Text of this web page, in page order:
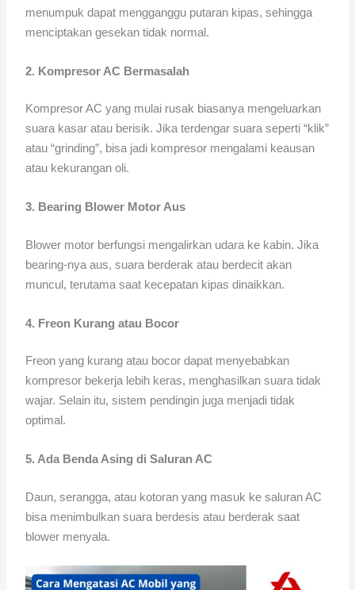
menumpuk dapat mengganggu putaran kipas, sehingga
menciptakan gesekan tidak normal.
2. Kompresor AC Bermasalah
Kompresor AC yang mulai rusak biasanya mengeluarkan
suara kasar atau berisik. Jika terdengar suara seperti “klik”
atau “grinding”, bisa jadi kompresor mengalami keausan
atau kekurangan oli.
3. Bearing Blower Motor Aus
Blower motor berfungsi mengalirkan udara ke kabin. Jika
bearing-nya aus, suara berderak atau berdecit akan
muncul, terutama saat kecepatan kipas dinaikkan.
4. Freon Kurang atau Bocor
Freon yang kurang atau bocor dapat menyebabkan
kompresor bekerja lebih keras, menghasilkan suara tidak
wajar. Selain itu, sistem pendingin juga menjadi tidak
optimal.
5. Ada Benda Asing di Saluran AC
Daun, serangga, atau kotoran yang masuk ke saluran AC
bisa menimbulkan suara berdesis atau berderak saat
blower menyala.